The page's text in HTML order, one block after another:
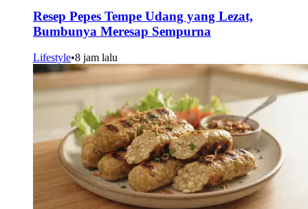
Resep Pepes Tempe Udang yang Lezat,
Bumbunya Meresap Sempurna
Lifestyle•8 jam lalu